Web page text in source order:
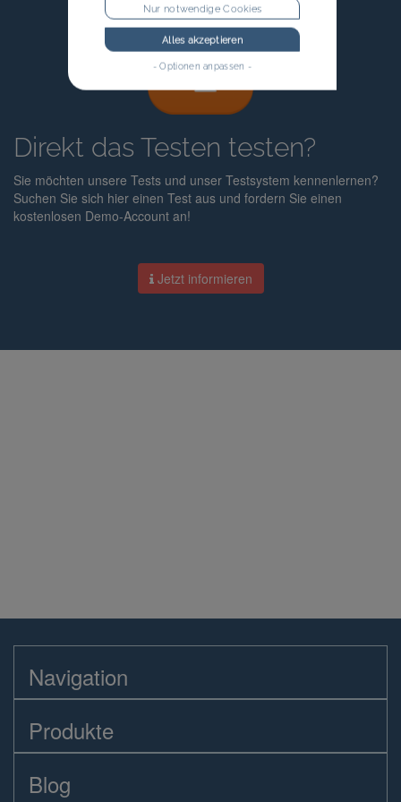
Direkt das Testen testen?
Sie möchten unsere Tests und unser Testsystem kennenlernen?
Suchen Sie sich hier einen Test aus und fordern Sie einen
kostenlosen Demo-Account an!
Jetzt informieren
Navigation
Produkte
Blog
Nur notwendige Cookies
Alles akzeptieren
- Optionen anpassen -